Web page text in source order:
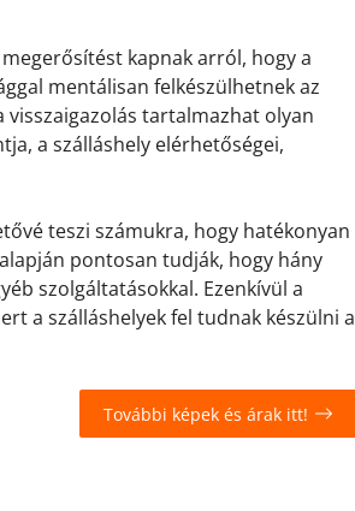
kapnak arról, hogy a
mentálisan felkészülhetnek az
visszaigazolás tartalmazhat olyan
a szálláshely elérhetőségei,
teszi számukra, hogy hatékonyan
pontosan tudják, hogy hány
szolgáltatásokkal. Ezenkívül a
a szálláshelyek fel tudnak készülni a
További képek és árak itt!